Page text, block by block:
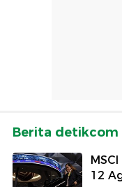
Berita detikcom
12